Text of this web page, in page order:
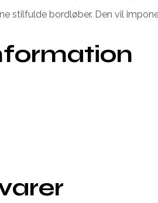
stilfulde bordløber. Den vil